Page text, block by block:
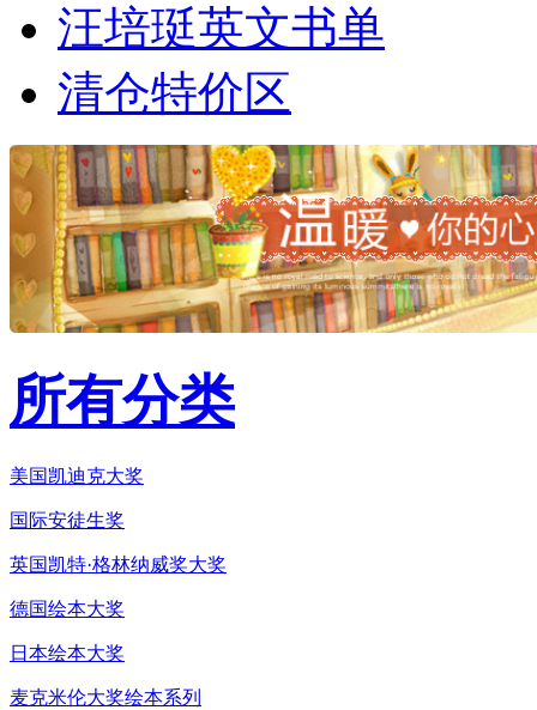
汪培珽英文书单
清仓特价区
所有分类
美国凯迪克大奖
国际安徒生奖
英国凯特·格林纳威奖大奖
德国绘本大奖
日本绘本大奖
麦克米伦大奖绘本系列